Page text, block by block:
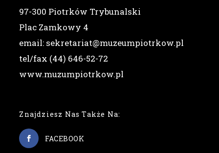
97-300 Piotrków Trybunalski
Plac Zamkowy 4
email: sekretariat@muzeumpiotrkow.pl
tel/fax (44) 646-52-72
www.muzumpiotrkow.pl
Znajdziesz Nas Także Na:
FACEBOOK